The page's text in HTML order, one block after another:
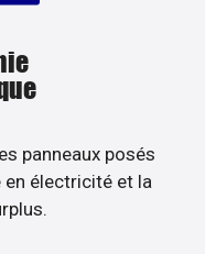
panneaux posés
électricité et la